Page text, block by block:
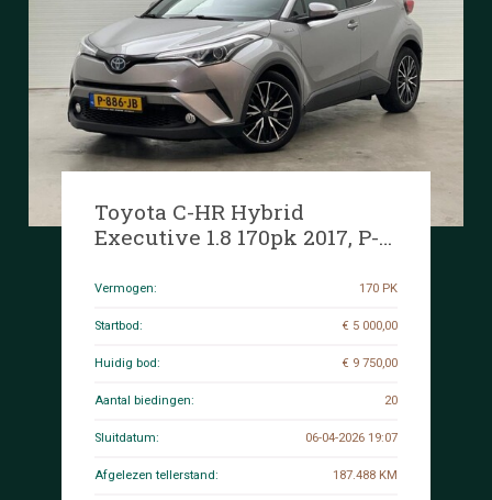
Toyota C-HR Hybrid
Executive 1.8 170pk 2017, P-
Vermogen: 170 PK
Startbod: € 5 000,00
Huidig bod: € 9 750,00
Aantal biedingen: 20
Sluitdatum: 06-04-2026 19:07
Afgelezen tellerstand: 187.488 KM